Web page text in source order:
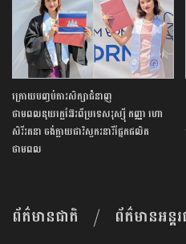
ក្រោយបញ្ចប់ការសិក្សា​ជំនាញ
ថាមពលនុយក្លេអ៊ែរពីប្រទេសរុស្ស៊ី កញ្ញា ហោ
សិរីរតនា ចង់ក្លាយជាវិស្វករនារីផ្នែកផលិត
ថាមពល
ព័ត៌មានជាតិ ព័ត៌មានអន្ត